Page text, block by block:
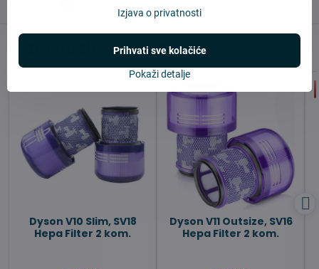
Alternativni proizvodi
Dyson V10 Slim, SV18
Hepa Filter 2 kom.
Dyson V11 Outsize, SV16
Hepa Filter 2 kom.
Izjava o privatnosti
Pokaži detalje
Prihvati sve kolačiće